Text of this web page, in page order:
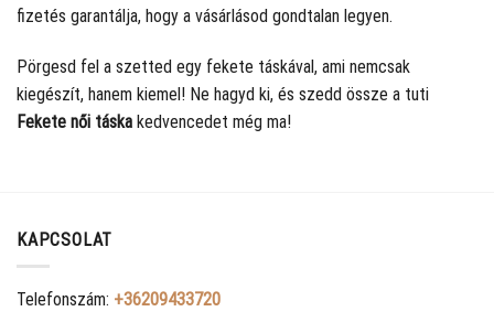
fizetés garantálja, hogy a vásárlásod gondtalan legyen.
Pörgesd fel a szetted egy fekete táskával, ami nemcsak
kiegészít, hanem kiemel! Ne hagyd ki, és szedd össze a tuti
Fekete női táska kedvencedet még ma!
KAPCSOLAT
Telefonszám: +36209433720